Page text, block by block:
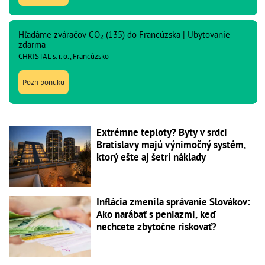
Hľadáme zváračov CO₂ (135) do Francúzska | Ubytovanie
zdarma
CHRISTAL s. r. o., Francúzsko
Pozri ponuku
Extrémne teploty? Byty v srdci
Bratislavy majú výnimočný systém,
ktorý ešte aj šetrí náklady
Inflácia zmenila správanie Slovákov:
Ako narábať s peniazmi, keď
nechcete zbytočne riskovať?